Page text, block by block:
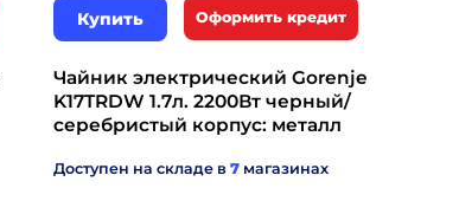
Купить Оформить кредит
Чайник электрический Gorenje
K17TRDW 1.7л. 2200Вт черный/
серебристый корпус: металл
Доступен на складе в 7 магазинах